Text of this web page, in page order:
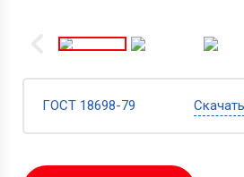
ГОСТ 18698-79 Скачать